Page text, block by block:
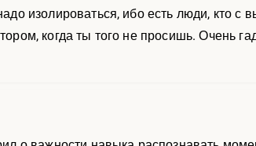
изолироваться, ибо есть люди, кто с
когда ты того не просишь. Очень